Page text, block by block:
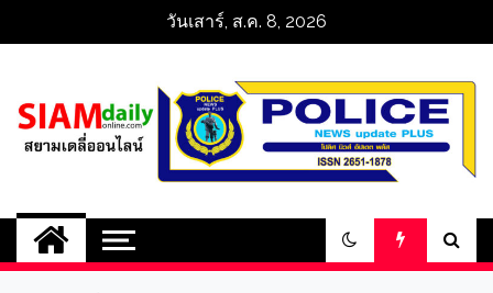
วันเสาร์, ส.ค. 8, 2026
สยามเดลี่ออนไลน์
SiamDailyOnline